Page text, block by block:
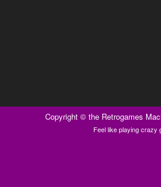
Copyright ©the Retrogames
Feel like playing